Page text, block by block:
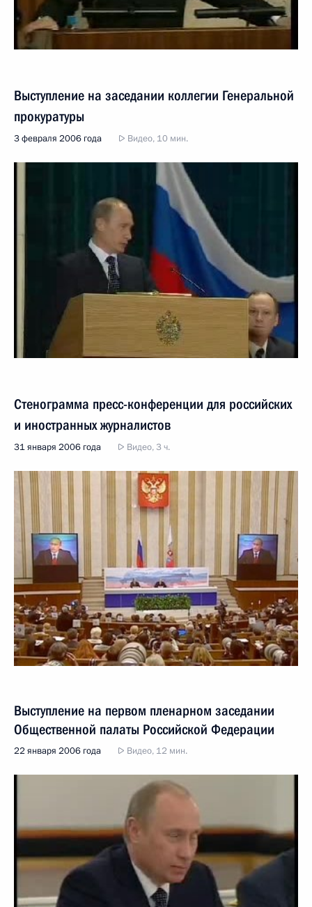
Выступление на заседании коллегии Генеральной
прокуратуры
3 февраля 2006 года Видео, 10 мин.
Стенограмма пресс-конференции для российских
и иностранных журналистов
31 января 2006 года Видео, 3 ч.
Выступление на первом пленарном заседании
Общественной палаты Российской Федерации
22 января 2006 года Видео, 12 мин.